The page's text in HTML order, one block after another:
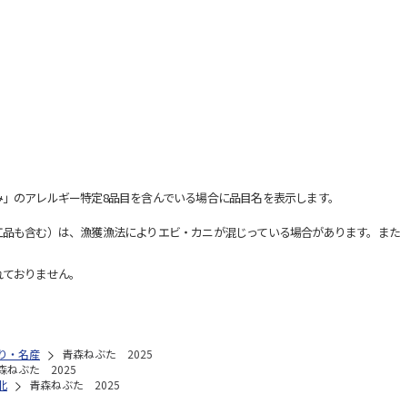
アレルギー特定8品目を含んでいる場合に品目名を表示します。
含む）は、漁獲漁法によりエビ・カニが混じっている場合があります。ま
おりません。
・名産
青森ねぶた 2025
ねぶた 2025
青森ねぶた 2025